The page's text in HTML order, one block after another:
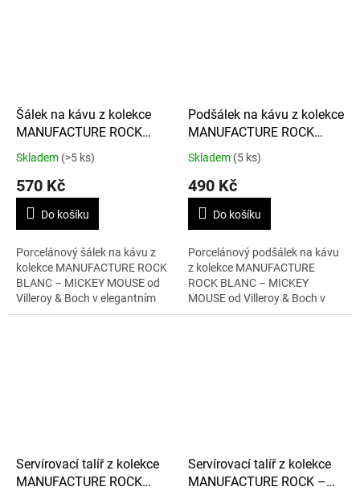
Šálek na kávu z kolekce
MANUFACTURE ROCK
BLANC – MICKEY MOUSE
Skladem (>5 ks)
570 Kč
Do košíku
Porcelánový šálek na kávu z
kolekce MANUFACTURE ROCK
BLANC – MICKEY MOUSE od
Villeroy & Boch v elegantním
bílém provedení. Šálek o
Podšálek na kávu z kolekce
MANUFACTURE ROCK
BLANC – MICKEY MOUSE
Skladem (5 ks)
490 Kč
Do košíku
Porcelánový podšálek na kávu
z kolekce MANUFACTURE
ROCK BLANC – MICKEY
MOUSE od Villeroy & Boch v
elegantním bílém provedení.
Servírovací talíř z kolekce
MANUFACTURE ROCK
Servírovací talíř z kolekce
MANUFACTURE ROCK –